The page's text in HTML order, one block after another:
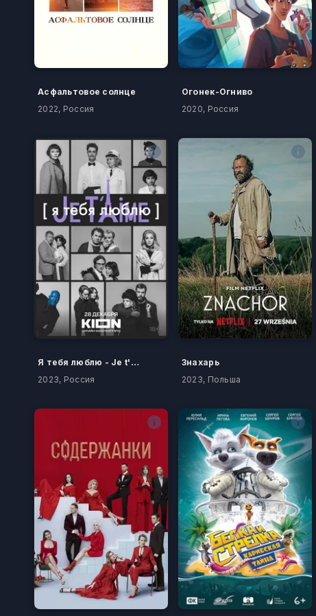
Асфальтовое солнце
2022, Россия
Огонек-Огниво
2020, Россия
Я тебя люблю - Je t'aime
2023, Россия
Знахарь
2023, Польша